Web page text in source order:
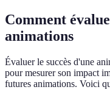
Comment
animations
Évaluer le succès d'une
pour mesurer son impact
futures animations. Voici